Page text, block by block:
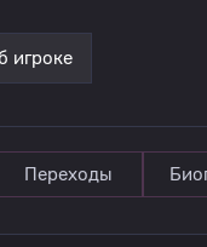
игроке
Переходы